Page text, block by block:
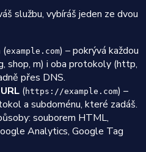
službu, vybíráš jeden ze dvou
(example.com) – pokrývá každou
shop, m) i oba protokoly (http,
přes DNS.
(https://example.com) –
a subdoménu, které zadáš.
souborem HTML,
Analytics, Google Tag